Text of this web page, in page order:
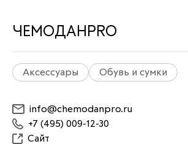
ЧЕМОДАНPRO
Аксессуары Обувь и сумки
info@chemodanpro.ru
+7 (495) 009-12-30
Сайт